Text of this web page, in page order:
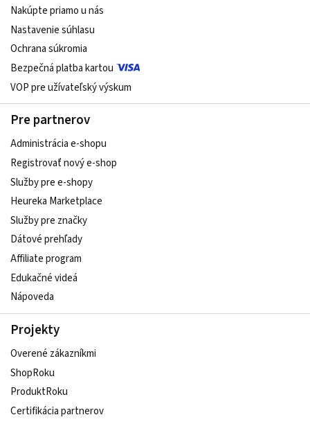
Nakúpte priamo u nás
Nastavenie súhlasu
Ochrana súkromia
Bezpečná platba kartou
VOP pre užívateľský výskum
Pre partnerov
Administrácia e-shopu
Registrovať nový e-shop
Služby pre e‑shopy
Heureka Marketplace
Služby pre značky
Dátové prehľady
Affiliate program
Edukačné videá
Nápoveda
Projekty
Overené zákazníkmi
ShopRoku
ProduktRoku
Certifikácia partnerov